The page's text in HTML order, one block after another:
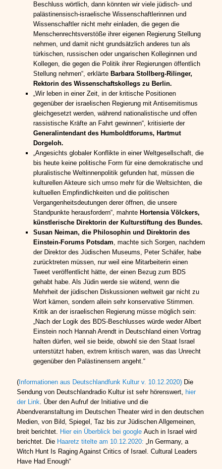
Beschluss wörtlich, dann könnten wir viele jüdisch- und
palästinensisch-israelische Wissenschaftlerinnen und
Wissenschaftler nicht mehr einladen, die gegen die
Menschenrechtsverstöße ihrer eigenen Regierung Stellung
nehmen, und damit nicht grundsätzlich anderes tun als
türkischen, russischen oder ungarischen Kolleginnen und
Kollegen, die gegen die Politik ihrer Regierungen öffentlich
Stellung nehmen“, erklärte Barbara Stollberg-Rilinger,
Rektorin des Wissenschaftskollegs zu Berlin.
„Wir leben in einer Zeit, in der kritische Positionen
gegenüber der israelischen Regierung mit Antisemitismus
gleichgesetzt werden, während nationalistische und offen
rassistische Kräfte an Fahrt gewinnen“, kritisierte der
Generalintendant des Humboldtforums, Hartmut
Dorgeloh.
„Angesichts globaler Konflikte in einer Weltgesellschaft, die
bis heute keine politische Form für eine demokratische und
pluralistische Weltinnenpolitik gefunden hat, müssen die
kulturellen Akteure sich umso mehr für die Weltsichten, die
kultuellen Empfindlichkeiten und die politischen
Vergangenheitsdeutungen derer öffnen, die unsere
Standpunkte herausfordern“, mahnte Hortensia Völckers,
künstlerische Direktorin der Kulturstiftung des Bundes.
Susan Neiman, die Philosophin und Direktorin des
Einstein-Forums Potsdam, machte sich Sorgen, nachdem
der Direktor des Jüdischen Museums, Peter Schäfer, habe
zurücktreten müssen, nur weil eine Mitarbeiterin einen
Tweet veröffentlicht hätte, der einen Bezug zum BDS
gehabt habe. Als Jüdin werde sie wütend, wenn die
Mehrheit der jüdischen Diskussionen weltweit gar nicht zu
Wort kämen, sondern allein sehr konservative Stimmen.
Kritik an der israelischen Regierung müsse möglich sein:
„Nach der Logik des BDS-Beschlusses würde weder Albert
Einstein noch Hannah Arendt in Deutschland einen Vortrag
halten dürfen, weil sie beide, obwohl sie den Staat Israel
unterstützt haben, extrem kritisch waren, was das Unrecht
gegenüber den Palästinensern angeht.“
(Informationen aus Deutschlandfunk Kultur v. 10.12.2020) Die
Sendung von Deutschlandradio Kultur ist sehr hörenswert, hier
der Link . Über den Aufruf der Initiative und die
Abendveranstaltung im Deutschen Theater wird in den deutschen
Medien, von Bild, Spiegel, Taz bis zur Jüdischen Allgemeinen,
breit berichtet. Hier ein Überblick bei googleAuch in Israel wird
berichtet. Die Haaretz titelte am 10.12.2020: „In Germany, a
Witch Hunt Is Raging Against Critics of Israel. Cultural Leaders
Have Had Enough“